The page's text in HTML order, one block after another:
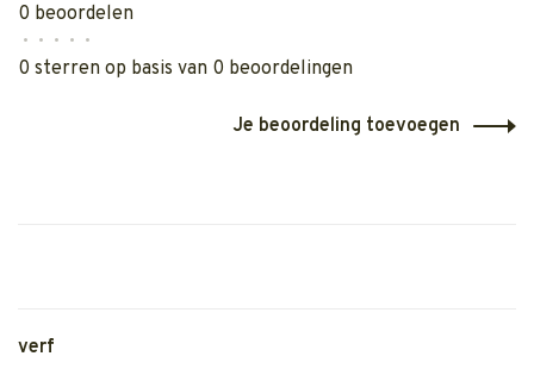
0 beoordelen
• • • • •
0 sterren op basis van 0 beoordelingen
Je beoordeling toevoegen
verf